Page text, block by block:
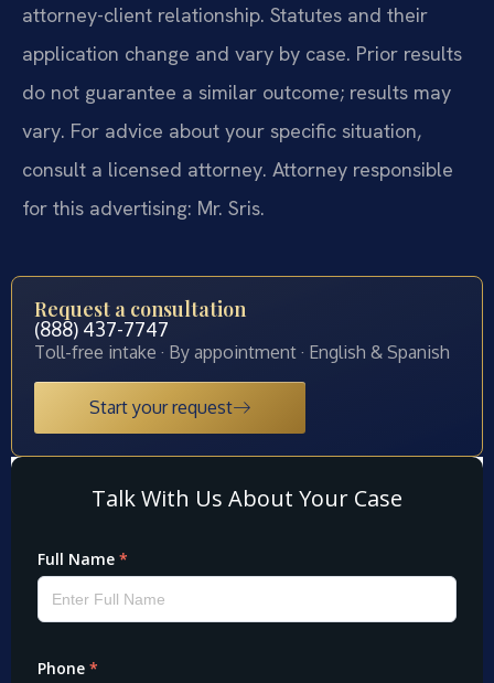
attorney-client relationship. Statutes and their
application change and vary by case. Prior results
do not guarantee a similar outcome; results may
vary. For advice about your specific situation,
consult a licensed attorney. Attorney responsible
for this advertising: Mr. Sris.
Request a consultation
(888) 437-7747
Toll-free intake · By appointment · English & Spanish
Start your request